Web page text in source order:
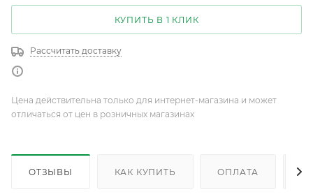
КУПИТЬ В 1 КЛИК
Рассчитать доставку
Цена действительна только для интернет-магазина и может
отличаться от цен в розничных магазинах
ОТЗЫВЫ КАК КУПИТЬ ОПЛАТА